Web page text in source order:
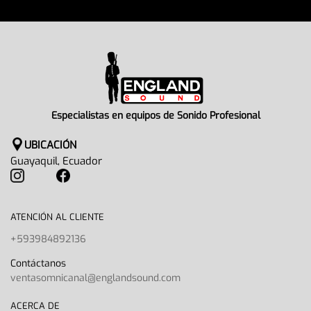
Especialistas en equipos de Sonido Profesional
UBICACIÓN
Guayaquil, Ecuador
ATENCIÓN AL CLIENTE
+593984892136
Contáctanos
ventasomnicanal@englandsound.com
ACERCA DE